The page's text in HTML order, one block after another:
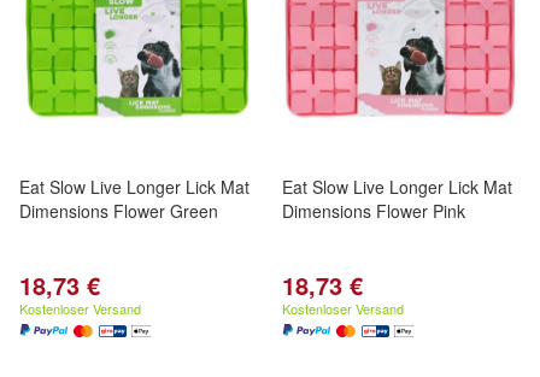
Eat Slow Live Longer Lick Mat
Dimensions Flower Green
18,73 €
Kostenloser Versand
Eat Slow Live Longer Lick Mat
Dimensions Flower Pink
18,73 €
Kostenloser Versand